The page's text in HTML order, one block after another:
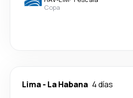
Copa
Lima- La Habana 4 días